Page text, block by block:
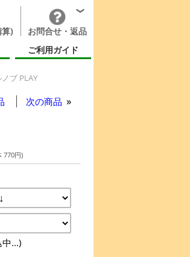
)
お問合せ・返品
ご利用ガイド
ブ PLAY
次の商品
770円)
...)